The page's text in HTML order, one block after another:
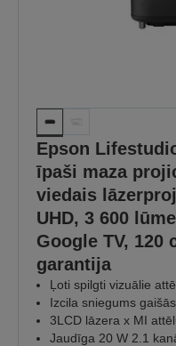
Epson
īpaši maza
viedais
UHD, 3 600
Google TV, 120
garantija
Ļoti spilgti vizuālie
Izcila sniegums
3LCD lāzera x MI
Jaudīga 20 W 2.1